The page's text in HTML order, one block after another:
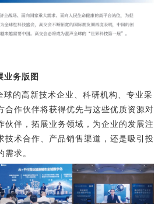
业务版图
球的高新技术企业、科研机构、专业采
合作伙伴将获得优先与这些优质资源对
伙伴，拓展业务领域，为企业的发展注
技术合作、产品销售渠道，还是吸引投
求。